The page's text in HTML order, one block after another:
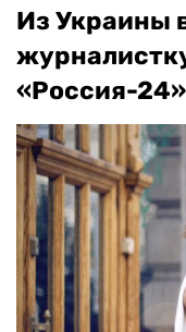
Из Украины
«Россия-24»